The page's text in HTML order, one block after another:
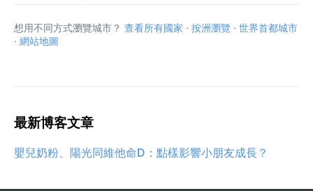
想用不同方式瀏覽城市？ 查看所有國家 · 按洲瀏覽 · 世界首都城市
· 網站地圖
最新博客文章
嬰兒奶粉、陽光同維他命D：點樣影響小朋友成長？